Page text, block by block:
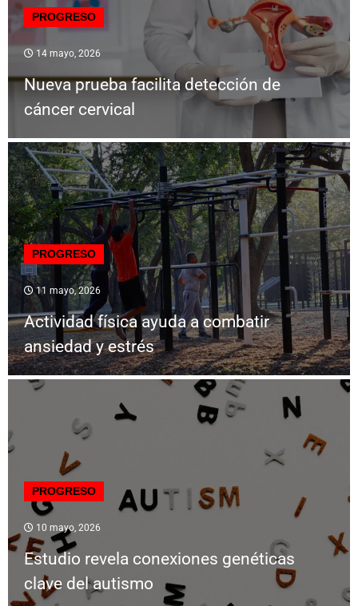
PROGRESO
14 mayo, 2026
Nueva prueba facilita detección de
cáncer cervical
PROGRESO
11 mayo, 2026
Actividad física ayuda a combatir
ansiedad y estrés
PROGRESO
10 mayo, 2026
Estudio revela conexiones genéticas
clave del autismo